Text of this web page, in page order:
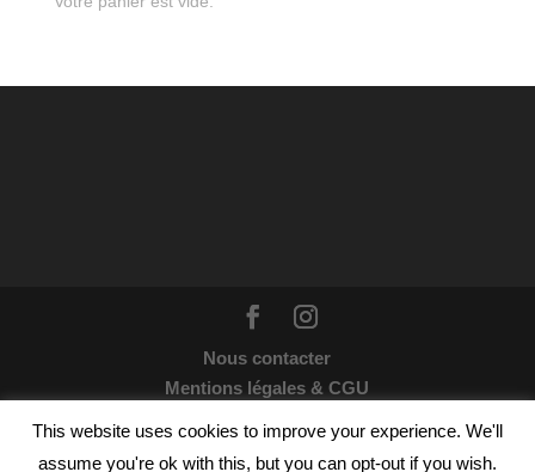
Nous contacter
Mentions légales & CGU
réservés : Les enchanteuses
This website uses cookies to improve your experience. We'll
assume you're ok with this, but you can opt-out if you wish.